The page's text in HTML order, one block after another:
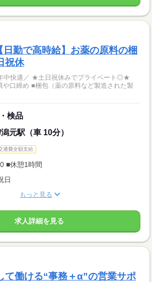
勤で高時給】お薬の原料の梱
祝休
でプライベート◎★
や口締め ■梱包（薬の原料など製造された製
検品
元駅（車 10分）
通費全額支給
■休憩1時間
日
もっと見る
求人詳細を見る
て働ける“事務＋α”の営業サポ